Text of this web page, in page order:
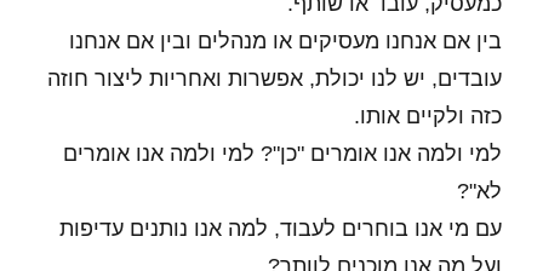
בין אם אנחנו מעסיקים או מנהלים ובין אם אנחנו
עובדים, יש לנו יכולת, אפשרות ואחריות ליצור חוזה
כזה ולקיים אותו.
למי ולמה אנו אומרים "כן"? למי ולמה אנו אומרים
לא"?
עם מי אנו בוחרים לעבוד, למה אנו נותנים עדיפות
ועל מה אנו מוכנים לוותר?